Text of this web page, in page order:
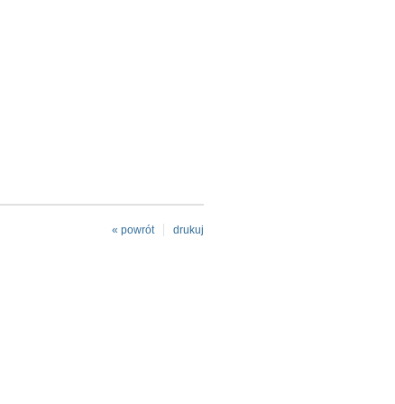
drukuj
« powrót